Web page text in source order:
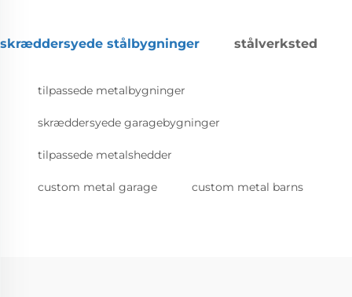
skræddersyede stålbygninger stålverksted
tilpassede metalbygninger
skræddersyede garagebygninger
tilpassede metalshedder
custom metal garage custom metal barns